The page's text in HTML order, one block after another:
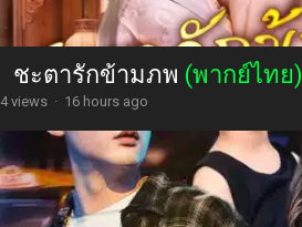
ชะตารักข้ามภพ (พากย์ไทย)
4 views · 16 hours ago